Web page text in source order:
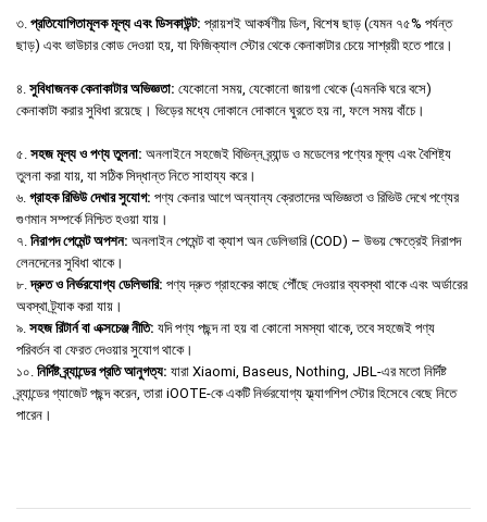
৩. প্রতিযোগিতামূলক মূল্য এবং ডিসকাউন্ট: প্রায়শই আকর্ষণীয় ডিল, বিশেষ ছাড় (যেমন ৭৫% পর্যন্ত
ছাড়) এবং ভাউচার কোড দেওয়া হয়, যা ফিজিক্যাল স্টোর থেকে কেনাকাটার চেয়ে সাশ্রয়ী হতে পারে।
৪. সুবিধাজনক কেনাকাটার অভিজ্ঞতা: যেকোনো সময়, যেকোনো জায়গা থেকে (এমনকি ঘরে বসে)
কেনাকাটা করার সুবিধা রয়েছে। ভিড়ের মধ্যে দোকানে দোকানে ঘুরতে হয় না, ফলে সময় বাঁচে।
৫. সহজ মূল্য ও পণ্য তুলনা: অনলাইনে সহজেই বিভিন্ন ব্র্যান্ড ও মডেলের পণ্যের মূল্য এবং বৈশিষ্ট্য
তুলনা করা যায়, যা সঠিক সিদ্ধান্ত নিতে সাহায্য করে।
৬. গ্রাহক রিভিউ দেখার সুযোগ: পণ্য কেনার আগে অন্যান্য ক্রেতাদের অভিজ্ঞতা ও রিভিউ দেখে পণ্যের
গুণমান সম্পর্কে নিশ্চিত হওয়া যায়।
৭. নিরাপদ পেমেন্ট অপশন: অনলাইন পেমেন্ট বা ক্যাশ অন ডেলিভারি (COD) – উভয় ক্ষেত্রেই নিরাপদ
লেনদেনের সুবিধা থাকে।
৮.দ্রুত ও নির্ভরযোগ্য ডেলিভারি: পণ্য দ্রুত গ্রাহকের কাছে পৌঁছে দেওয়ার ব্যবস্থা থাকে এবং অর্ডারের
অবস্থা ট্র্যাক করা যায়।
৯. সহজ রিটার্ন বা এক্সচেঞ্জ নীতি: যদি পণ্য পছন্দ না হয় বা কোনো সমস্যা থাকে, তবে সহজেই পণ্য
পরিবর্তন বা ফেরত দেওয়ার সুযোগ থাকে।
১০. নির্দিষ্ট ব্র্যান্ডের প্রতি আনুগত্য: যারা Xiaomi, Baseus, Nothing, JBL-এর মতো নির্দিষ্ট
ব্র্যান্ডের গ্যাজেট পছন্দ করেন, তারা iOOTE-কে একটি নির্ভরযোগ্য ফ্ল্যাগশিপ স্টোর হিসেবে বেছে নিতে
পারেন।